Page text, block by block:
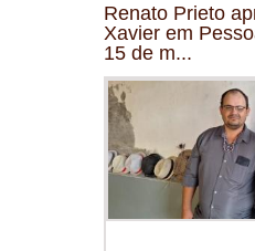
Renato Prieto
Xavier em
15 de m...